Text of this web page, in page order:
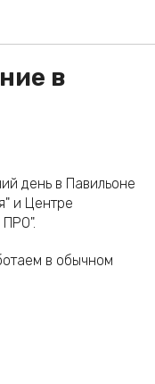
в
день в Павильоне
и Центре
ПРО".
в обычном